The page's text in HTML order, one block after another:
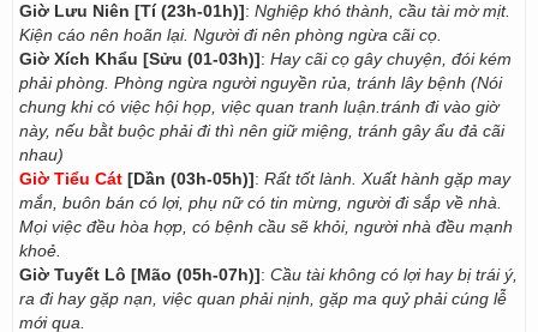
Giờ Lưu Niên [Tí (23h-01h)]: Nghiệp khó thành, cầu tài mờ mịt.
Kiện cáo nên hoãn lại. Người đi nên phòng ngừa cãi cọ.
Giờ Xích Khẩu [Sửu (01-03h)]: Hay cãi cọ gây chuyện, đói kém
phải phòng. Phòng ngừa người nguyền rủa, tránh lây bệnh (Nói
chung khi có việc hội họp, việc quan tranh luận.tránh đi vào giờ
này, nếu bằt buộc phải đi thì nên giữ miệng, tránh gây ẩu đả cãi
nhau)
Giờ Tiểu Cát [Dần (03h-05h)]: Rất tốt lành. Xuất hành gặp may
mắn, buôn bán có lợi, phụ nữ có tin mừng, người đi sắp về nhà.
Mọi việc đều hòa hợp, có bệnh cầu sẽ khỏi, người nhà đều mạnh
khoẻ.
Giờ Tuyết Lô [Mão (05h-07h)]: Cầu tài không có lợi hay bị trái ý,
ra đi hay gặp nạn, việc quan phải nịnh, gặp ma quỷ phải cúng lễ
mới qua.